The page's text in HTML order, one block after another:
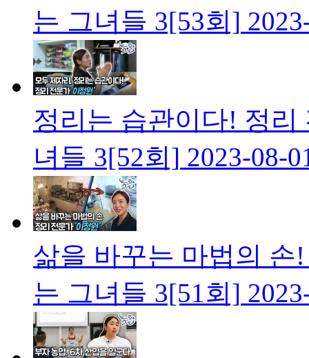
는 그녀들 3[53회]
정리는 습관이다! 정
녀들 3[52회] 2023-08-
삶을 바꾸는 마법의 손
는 그녀들 3[51회]